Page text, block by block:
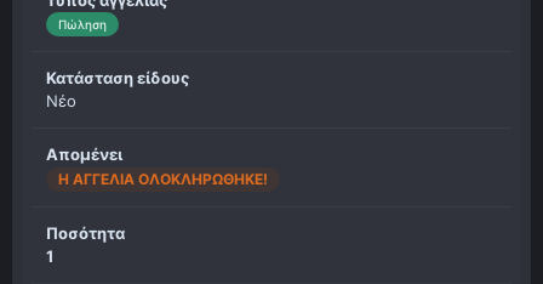
Πώληση
Κατάσταση είδους
Νέο
Απομένει
Η ΑΓΓΕΛΊΑ ΟΛΟΚΛΗΡΏΘΗΚΕ!
Ποσότητα
1